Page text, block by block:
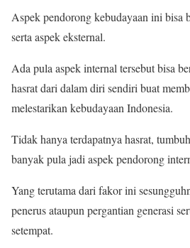
Aspek pendorong kebudayaan ini bisa
serta aspek eksternal.
Ada pula aspek internal tersebut bisa
hasrat dari dalam diri sendiri buat
melestarikan kebudayaan Indonesia.
Tidak hanya terdapatnya hasrat,
banyak pula jadi aspek pendorong
Yang terutama dari fakor ini
penerus ataupun pergantian generasi
setempat.